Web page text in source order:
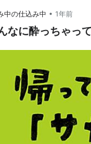
中の仕込み中 • 1年前
なに酔っちゃっ